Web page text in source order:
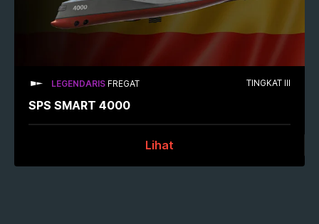
LEGENDARIS FREGAT TINGKAT III
SPS SMART 4000
Lihat